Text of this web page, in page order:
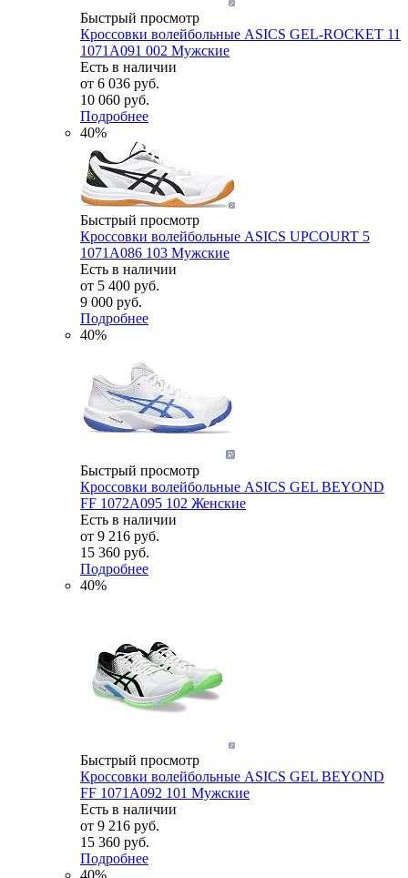
Быстрый просмотр
Кроссовки волейбольные ASICS GEL-ROCKET 11
1071A091 002 Мужские
Есть в наличии
от 6 036 руб.
10 060 руб.
Подробнее
40%
Быстрый просмотр
Кроссовки волейбольные ASICS UPCOURT 5
1071A086 103 Мужские
Есть в наличии
от 5 400 руб.
9 000 руб.
Подробнее
40%
Быстрый просмотр
Кроссовки волейбольные ASICS GEL BEYOND
FF 1072A095 102 Женские
Есть в наличии
от 9 216 руб.
15 360 руб.
Подробнее
40%
Быстрый просмотр
Кроссовки волейбольные ASICS GEL BEYOND
FF 1071A092 101 Мужские
Есть в наличии
от 9 216 руб.
15 360 руб.
Подробнее
40%